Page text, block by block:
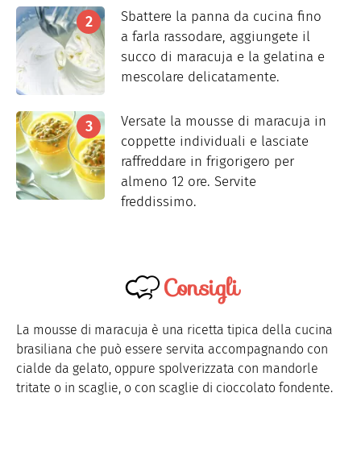
Sbattere la panna da cucina fino
a farla rassodare, aggiungete il
succo di maracuja e la gelatina e
mescolare delicatamente.
Versate la mousse di maracuja in
coppette individuali e lasciate
raffreddare in frigorigero per
almeno 12 ore. Servite
freddissimo.
Consigli
La mousse di maracuja è una ricetta tipica della cucina
brasiliana che può essere servita accompagnando con
cialde da gelato, oppure spolverizzata con mandorle
tritate o in scaglie, o con scaglie di cioccolato fondente.